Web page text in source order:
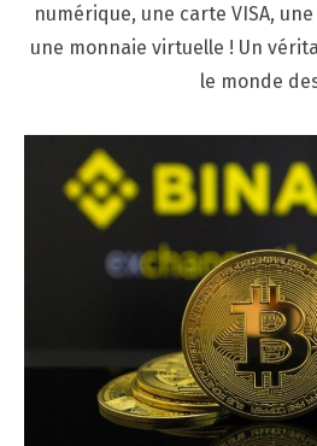
numérique, une carte VISA,
une monnaie virtuelle ! Un
le monde